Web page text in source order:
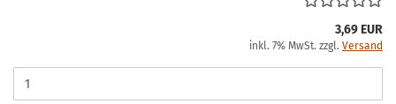
3,69 EUR
inkl. 7% MwSt. zzgl. Versand